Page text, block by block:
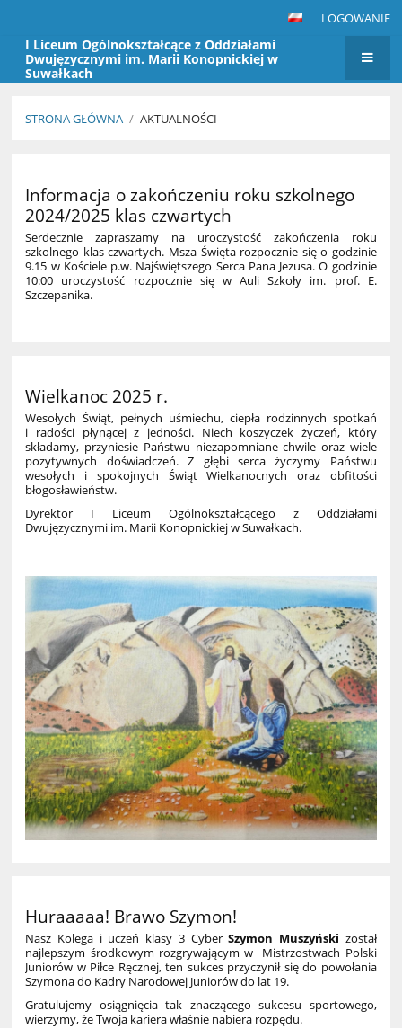
LOGOWANIE
I Liceum Ogólnokształcące z Oddziałami
Dwujęzycznymi im. Marii Konopnickiej w
Suwałkach
STRONA GŁÓWNA / AKTUALNOŚCI
Informacja o zakończeniu roku szkolnego
2024/2025 klas czwartych
Serdecznie zapraszamy na uroczystość zakończenia roku
szkolnego klas czwartych. Msza Święta rozpocznie się o godzinie
9.15 w Kościele p.w. Najświętszego Serca Pana Jezusa. O godzinie
10:00 uroczystość rozpocznie się w Auli Szkoły im. prof. E.
Szczepanika.
Wielkanoc 2025 r.
Wesołych Świąt, pełnych uśmiechu, ciepła rodzinnych spotkań
i radości płynącej z jedności. Niech koszyczek życzeń, który
składamy, przyniesie Państwu niezapomniane chwile oraz wiele
pozytywnych doświadczeń. Z głębi serca życzymy Państwu
wesołych i spokojnych Świąt Wielkanocnych oraz obfitości
błogosławieństw.
Dyrektor I Liceum Ogólnokształcącego z Oddziałami
Dwujęzycznymi im. Marii Konopnickiej w Suwałkach.
Huraaaaa! Brawo Szymon!
Nasz Kolega i uczeń klasy 3 CyberSzymon Muszyński został
najlepszym środkowym rozgrywającym w Mistrzostwach Polski
Juniorów w Piłce Ręcznej, ten sukces przyczynił się do powołania
Szymona do Kadry Narodowej Juniorów do lat 19.
Gratulujemy osiągnięcia tak znaczącego sukcesu sportowego,
wierzymy, że Twoja kariera właśnie nabiera rozpędu.